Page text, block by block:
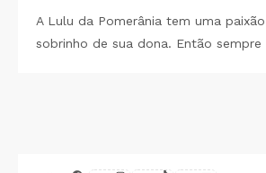
A Lulu da Pomerânia tem uma
sobrinho de sua dona. Então